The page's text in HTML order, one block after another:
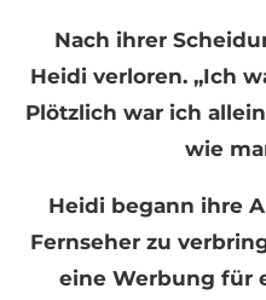
Nach ihrer
Heidi verloren. „Ich
Plötzlich war ich
wie
Heidi begann ihre
Fernseher zu
eine Werbung für